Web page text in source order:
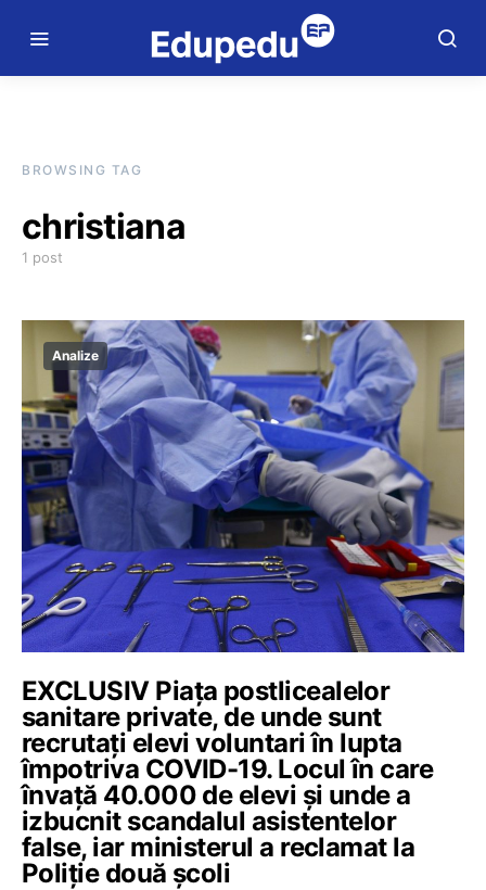
BROWSING TAG
christiana
1 post
Analize
EXCLUSIV Piața postlicealelor
sanitare private, de unde sunt
recrutați elevi voluntari în lupta
împotriva COVID-19. Locul în care
învață 40.000 de elevi și unde a
izbucnit scandalul asistentelor
false, iar ministerul a reclamat la
Poliție două școli